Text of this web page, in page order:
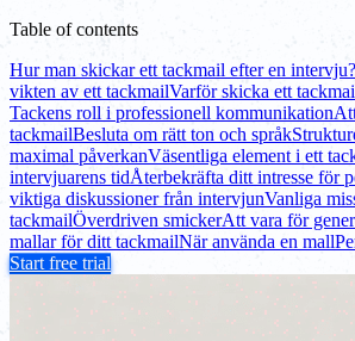
Table of contents
Hur man skickar ett tackmail efter en
vikten av ett tackmailVarför skicka ett
Tackens roll i professionell kommunikation
tackmailBesluta om rätt ton och språk
maximal påverkanVäsentliga element i ett
intervjuarens tidÅterbekräfta ditt intresse för
viktiga diskussioner från intervjunVanliga
tackmailÖverdriven smickerAtt vara för
mallar för ditt tackmailNär använda en mall
Start free trial